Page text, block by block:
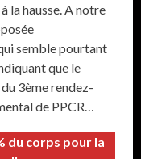
la hausse. A notre
semble pourtant
que le
3ème rendez-
de PPCR…
du corps pour la